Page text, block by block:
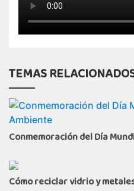
TEMAS
Conmemoración del Día
Cómo reciclar vidrio y